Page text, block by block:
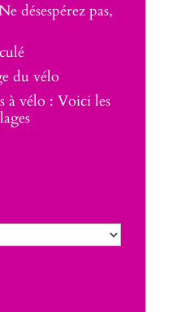
désespérez pas,
du vélo
à vélo : Voici les